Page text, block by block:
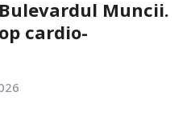
Muncii.
cardio-